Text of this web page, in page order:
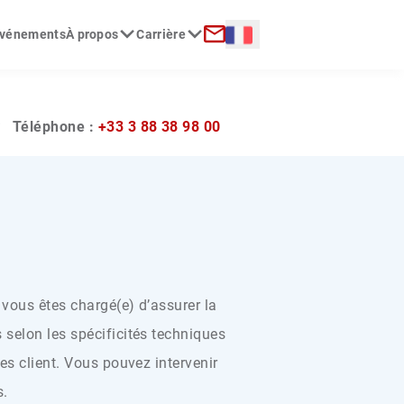
À propos Carrière Langue :
Téléphone : +33 3 88 38 98 00
êtes chargé(e) d’assurer la
selon les spécificités techniques
client. Vous pouvez intervenir